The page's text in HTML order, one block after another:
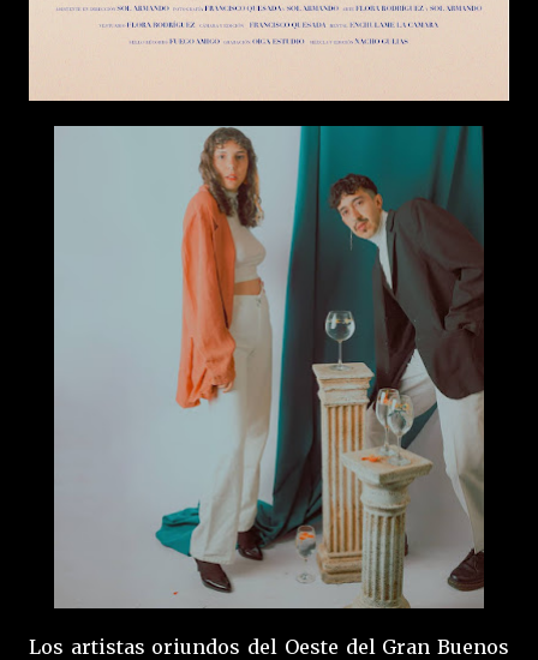
Los artistas oriundos del Oeste del Gran Buenos